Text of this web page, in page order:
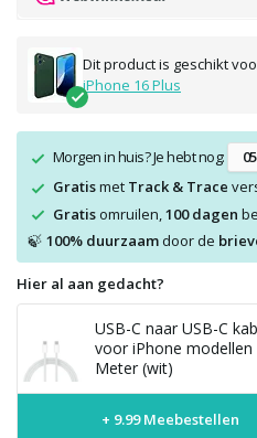
Dit product is geschikt
iPhone 16 Plus
Morgen in huis? Je hebt nog: 05
Gratismet Track & Trace
Gratisomruilen, 100 dagen
🍃 100% duurzaamdoor de
Hier al aan gedacht?
USB-C naar USB-C
voor iPhone modellen
Meter (wit)
+ 9.99 Meebestellen